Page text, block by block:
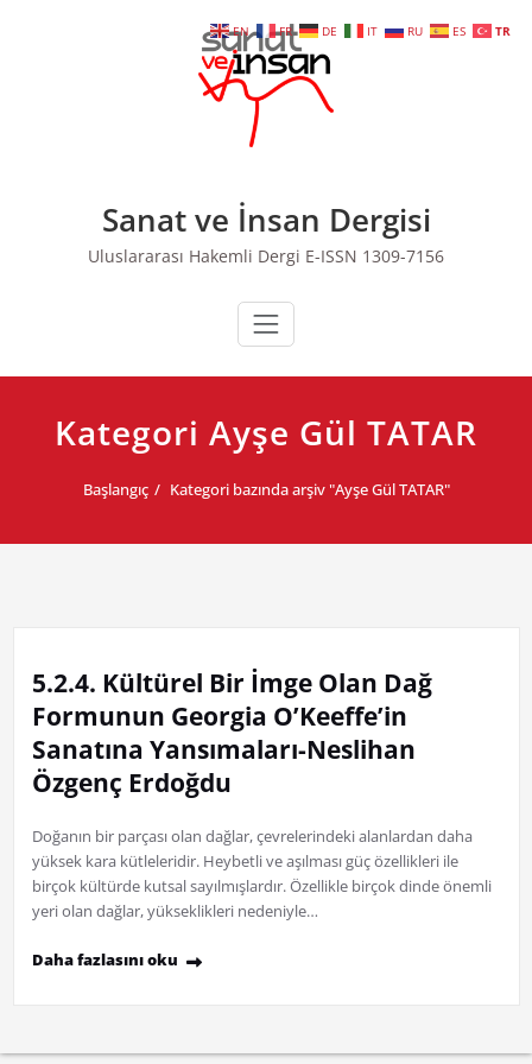
Sanat ve İnsan Dergisi
Uluslararası Hakemli Dergi E-ISSN 1309-7156
Kategori Ayşe Gül TATAR
Başlangıç Kategori bazında arşiv "Ayşe Gül TATAR"
5.2.4. Kültürel Bir İmge Olan Dağ
Formunun Georgia O’Keeffe’in
Sanatına Yansımaları-Neslihan
Özgenç Erdoğdu
Doğanın bir parçası olan dağlar, çevrelerindeki alanlardan daha
yüksek kara kütleleridir. Heybetli ve aşılması güç özellikleri ile
birçok kültürde kutsal sayılmışlardır. Özellikle birçok dinde önemli
yeri olan dağlar, yükseklikleri nedeniyle…
Daha fazlasını oku
EN FR DE IT RU ES TR